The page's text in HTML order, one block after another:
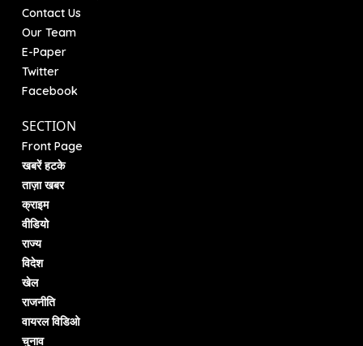
Contact Us
Our Team
E-Paper
Twitter
Facebook
SECTION
Front Page
खबरें हटके
ताज़ा खबर
क्राइम
वीडियो
राज्य
विदेश
खेल
राजनीति
वायरल विडिओ
चुनाव